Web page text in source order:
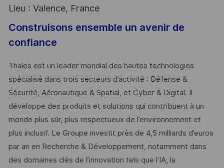
Lieu : Valence, France
Construisons ensemble un avenir de
confiance
Thales est un leader mondial des hautes technologies
spécialisé dans trois secteurs d’activité : Défense &
Sécurité, Aéronautique & Spatial, et Cyber & Digital. Il
développe des produits et solutions qui contribuent à un
monde plus sûr, plus respectueux de l’environnement et
plus inclusif. Le Groupe investit près de 4,5 milliards d’euros
par an en Recherche & Développement, notamment dans
des domaines clés de l’innovation tels que l’IA, la